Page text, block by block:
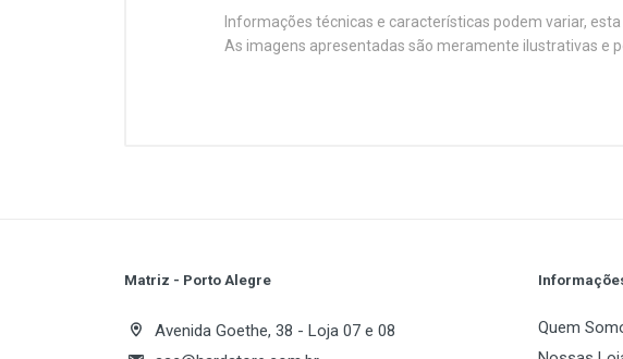
Informações técnicas e características podem variar,
As imagens apresentadas são meramente ilustrativas e
Apesar do formato compacto, o gabinete TGT Z10
placas de vídeo de até 240mm, dois HDDs de 3,5”
Formato (Placa Mãe)
Mini-ITX
Matriz - Porto Alegre
Avenida Goethe, 38 - Loja 07 e 08
Quem